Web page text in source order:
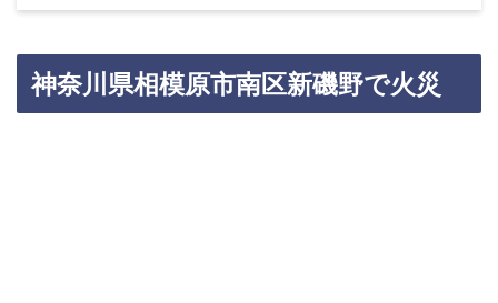
神奈川県相模原市南区新磯野で火災